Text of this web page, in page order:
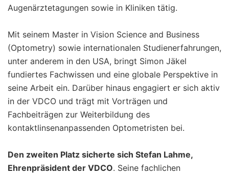
Augenärztetagungen sowie in Kliniken tätig.
Mit seinem Master in Vision Science and Business
(Optometry) sowie internationalen Studienerfahrungen,
unter anderem in den USA, bringt Simon Jäkel
fundiertes Fachwissen und eine globale Perspektive in
seine Arbeit ein. Darüber hinaus engagiert er sich aktiv
in der VDCO und trägt mit Vorträgen und
Fachbeiträgen zur Weiterbildung des
kontaktlinsenanpassenden Optometristen bei.
Den zweiten Platz sicherte sich Stefan Lahme,
Ehrenpräsident der VDCO. Seine fachlichen